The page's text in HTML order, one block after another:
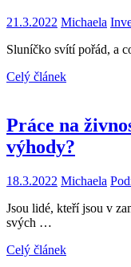
21.3.2022 Michaela
Sluníčko svítí pořád, a
Celý článek
Práce na
výhody?
18.3.2022 Michaela
Jsou lidé, kteří jsou v
svých …
Celý článek